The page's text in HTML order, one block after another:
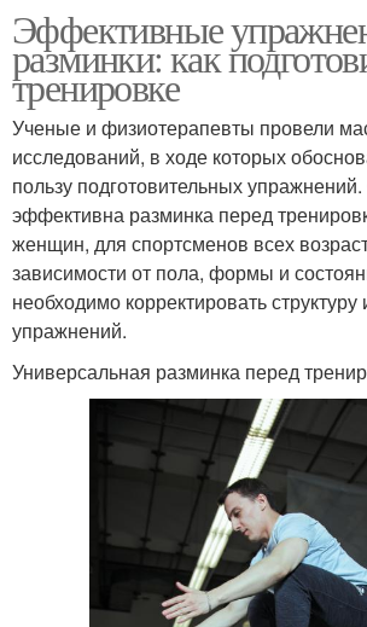
Эффективные
разминки: как
тренировке
Ученые и физиотерапевты провели
исследований, в ходе которых
пользу подготовительных
эффективна разминка перед
женщин, для спортсменов всех
зависимости от пола, формы и
необходимо корректировать структуру
упражнений.
Универсальная разминка перед